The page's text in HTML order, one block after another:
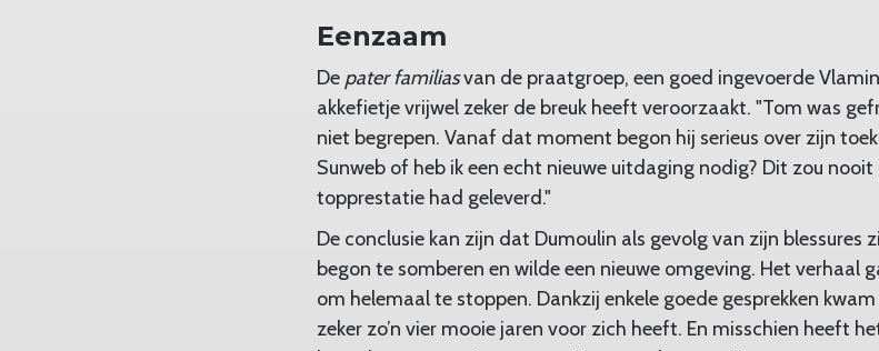
Eenzaam
De pater familiasvan de praatgroep, een goed ingevoerde
akkefietje vrijwel zeker de breuk heeft veroorzaakt. "Tom was
niet begrepen. Vanaf dat moment begon hij serieus over zijn
Sunweb of heb ik een echt nieuwe uitdaging nodig? Dit zou
topprestatie had geleverd."
De conclusie kan zijn dat Dumoulin als gevolg van zijn blessures
begon te somberen en wilde een nieuwe omgeving. Het verhaal
om helemaal te stoppen. Dankzij enkele goede gesprekken
zeker zo’n vier mooie jaren voor zich heeft. En misschien heeft